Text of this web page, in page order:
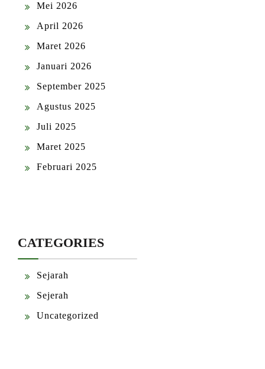
Mei 2026
April 2026
Maret 2026
Januari 2026
September 2025
Agustus 2025
Juli 2025
Maret 2025
Februari 2025
CATEGORIES
Sejarah
Sejerah
Uncategorized